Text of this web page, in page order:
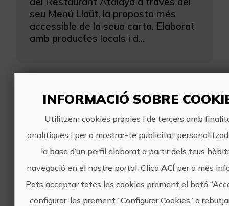
seu Menú Llaüt, la proposta més
accessible de la seua carta. Elaborat
amb productes locals i d...
Experiències
pròximes
Oceanogràfic València
INFORMACIÓ SOBRE
Utilitzem cookies pròpies i de tercers amb
analítiques i per a mostrar-te publicitat
la base d’un perfil elaborat a partir dels teus
navegació en el nostre portal. Clica ACÍper a més
Pots acceptar totes les cookies prement el botó
configurar-les prement “Configurar Cookies” o